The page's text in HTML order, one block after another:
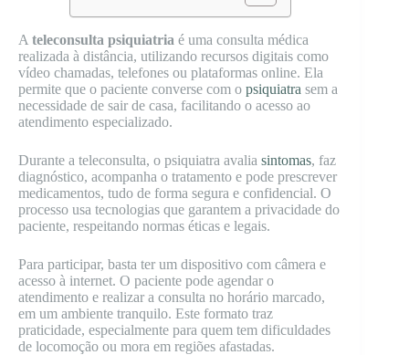
A teleconsulta psiquiatria é uma consulta médica
realizada à distância, utilizando recursos digitais como
vídeo chamadas, telefones ou plataformas online. Ela
permite que o paciente converse com o psiquiatra sem a
necessidade de sair de casa, facilitando o acesso ao
atendimento especializado.
Durante a teleconsulta, o psiquiatra avalia sintomas, faz
diagnóstico, acompanha o tratamento e pode prescrever
medicamentos, tudo de forma segura e confidencial. O
processo usa tecnologias que garantem a privacidade do
paciente, respeitando normas éticas e legais.
Para participar, basta ter um dispositivo com câmera e
acesso à internet. O paciente pode agendar o
atendimento e realizar a consulta no horário marcado,
em um ambiente tranquilo. Este formato traz
praticidade, especialmente para quem tem dificuldades
de locomoção ou mora em regiões afastadas.